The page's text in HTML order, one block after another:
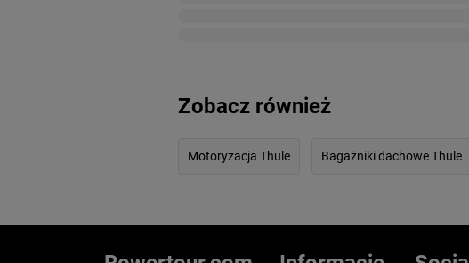
Zobacz również
Motoryzacja Thule Bagażniki dachowe Thule